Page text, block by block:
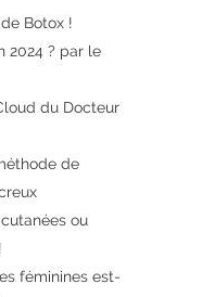
Botox !
2024 ? par le
du Docteur
de
ou
féminines est-